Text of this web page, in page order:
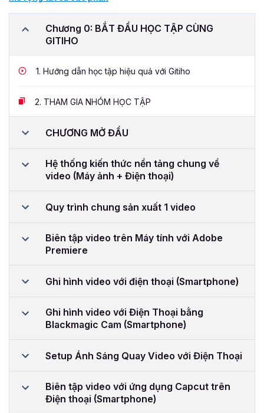
Chương 0: BẮT ĐẦU HỌC TẬP CÙNG
GITIHO
1. Hướng dẫn học tập hiệu quả với Gitiho
2. THAM GIA NHÓM HỌC TẬP
CHƯƠNG MỞ ĐẦU
Hệ thống kiến thức nền tảng chung về
video (Máy ảnh + Điện thoại)
Quy trình chung sản xuất 1 video
Biên tập video trên Máy tính với Adobe
Premiere
Ghi hình video với điện thoại (Smartphone)
Ghi hình video với Điện Thoại bằng
Blackmagic Cam (Smartphone)
Setup Ánh Sáng Quay Video với Điện Thoại
Biên tập video với ứng dụng Capcut trên
Điện thoại (Smartphone)